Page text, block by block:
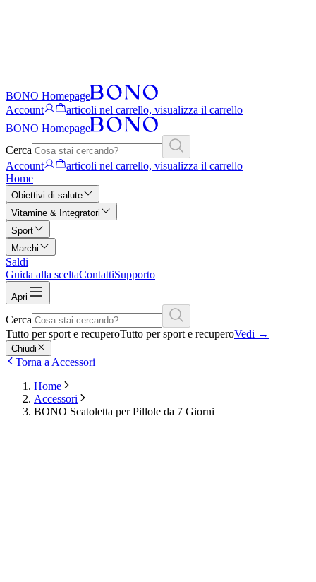
BONO Homepage
Account
articoli nel carrello, visualizza il carrello
BONO Homepage
Cerca
Account
articoli nel carrello, visualizza il carrello
Home
Obiettivi di salute
Vitamine & Integratori
Sport
Marchi
Saldi
Guida alla sceltaContattiSupporto
Apri
Cerca
Tutto per sport e recuperoTutto per sport e recuperoVedi →
Chiudi
Torna a Accessori
Home
Accessori
BONO Scatoletta per Pillole da 7 Giorni